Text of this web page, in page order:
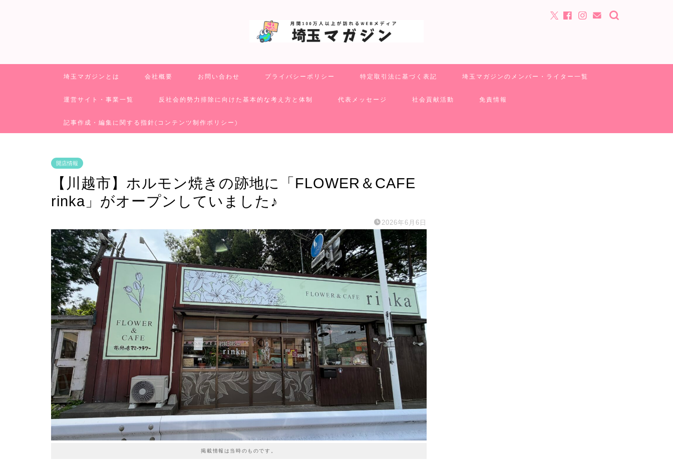
埼玉マガジンとは 会社概要 お問い合わせ プライバシーポリシー 特定取引法に基づく表記 埼玉マガジンのメンバー・ライター一覧
運営サイト・事業一覧 反社会的勢力排除に向けた基本的な考え方と体制 代表メッセージ 社会貢献活動 免責情報
記事作成・編集に関する指針(コンテンツ制作ポリシー)
開店情報
【川越市】ホルモン焼きの跡地に「FLOWER＆CAFE
rinka」がオープンしていました♪
2026年6月6日
掲載情報は当時のものです。